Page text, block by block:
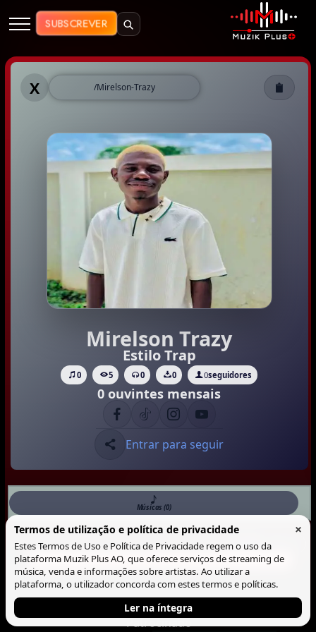
Muzik Plus AO - Streaming de
SUBSCREVER
Muzik Plus AO - Mirelson Trazy
X /Mirelson-Trazy
Mirelson Trazy
Estilo Trap
0 5 0 0 0seguidores
0 ouvintes mensais
Entrar para seguir
Músicas (0)
Musicas Lista
Blocos
Não há Musica neste perfil.
Patrocinado
Termos de utilização e política de privacidade ×
Estes Termos de Uso e Política de Privacidade regem o uso da
plataforma Muzik Plus AO, que oferece serviços de streaming de
música, venda e informações sobre artistas. Ao utilizar a
plataforma, o utilizador concorda com estes termos e políticas.
Ler na íntegra